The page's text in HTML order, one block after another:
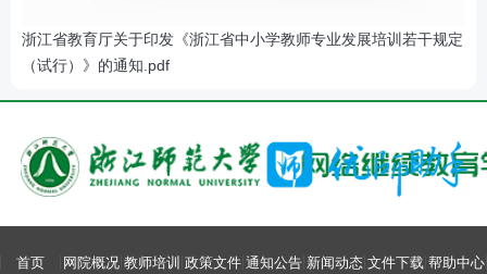
浙江省教育厅关于印发《浙江省中小学教师专业发展培训若干规定
（试行）》的通知.pdf
首页 网院概况 教师培训 政策文件 通知公告 新闻动态 文件下载 帮助中心